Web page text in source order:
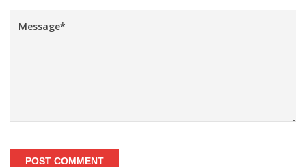
POST COMMENT